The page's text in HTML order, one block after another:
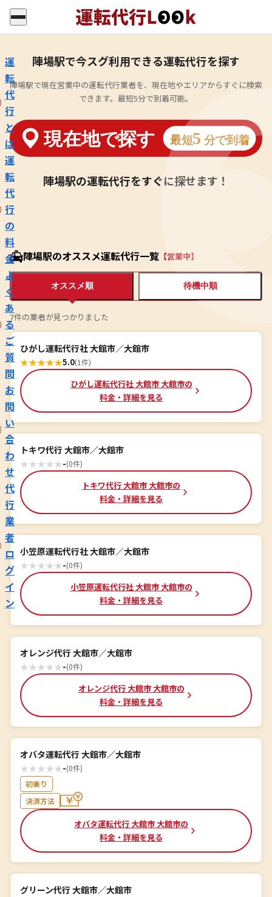
運
転
代
行
と
は
運
転
代
行
の
料
金
よ
く
あ
る
ご
質
問
お
問
い
合
わ
せ
代
行
業
者
ロ
グ
イ
ン
陣場駅で今スグ利用できる運転代行を探す
陣場駅で現在営業中の運転代行業者を、現在地やエリアからすぐに検索
できます。最短5分で到着可能。
陣場駅の運転代行をすぐに探せます！
陣場駅のオススメ運転代行一覧 【営業中】
オススメ順 待機中順
7件の業者が見つかりました
ひがし運転代行社 大館市／大館市
★★★★★5.0(1件)
ひがし運転代行社 大館市 大館市の
料金・詳細を見る
トキワ代行 大館市／大館市
★★★★★-(0件)
トキワ代行 大館市 大館市の
料金・詳細を見る
小笠原運転代行社 大館市／大館市
★★★★★-(0件)
小笠原運転代行社 大館市 大館市の
料金・詳細を見る
オレンジ代行 大館市／大館市
★★★★★-(0件)
オレンジ代行 大館市 大館市の
料金・詳細を見る
オバタ運転代行 大館市／大館市
★★★★★-(0件)
初乗り
決済方法
オバタ運転代行 大館市 大館市の
料金・詳細を見る
グリーン代行 大館市／大館市